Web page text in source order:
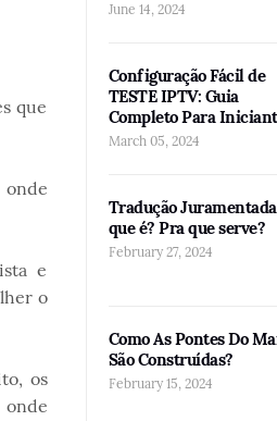
que
e
o
os
June 14, 2024
Configuração Fácil de
TESTE IPTV: Guia
Completo Para
March 05, 2024
Tradução
que é? Pra que serve?
February 27, 2024
Como As Pontes Do
São Construídas?
February 15, 2024